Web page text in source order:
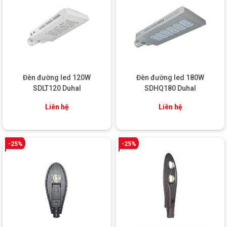
Ứng dụng đa dạng
Đèn đường led BRP121 80W có thể được ứng dụng rộng rãi
trong nhiều khu vực như:
Chiếu sáng ở đường phố, quốc lộ, tỉnh lộ.
Chiếu sáng khu dân cư, khu đô thị mới.
Đèn đường led 120W
SDLT120 Duhal
Liên hệ
Đèn đường led 180W
SDHQ180 Duhal
Liên hệ
-25% -25%